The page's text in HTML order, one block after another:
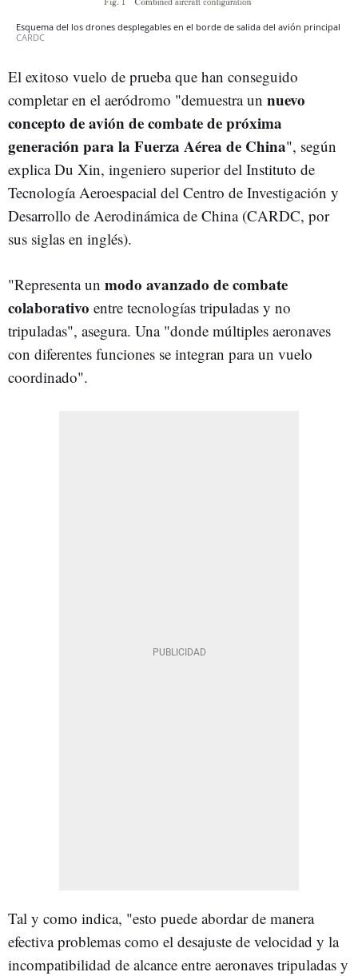
Esquema del los drones desplegables en el borde de salida del avión principal
CARDC
El exitoso vuelo de prueba que han conseguido
completar en el aeródromo "demuestra un nuevo
concepto de avión de combate de próxima
generación para la Fuerza Aérea de China", según
explica Du Xin, ingeniero superior del Instituto de
Tecnología Aeroespacial del Centro de Investigación y
Desarrollo de Aerodinámica de China (CARDC, por
sus siglas en inglés).
"Representa un modo avanzado de combate
colaborativo entre tecnologías tripuladas y no
tripuladas", asegura. Una "donde múltiples aeronaves
con diferentes funciones se integran para un vuelo
coordinado".
Tal y como indica, "esto puede abordar de manera
efectiva problemas como el desajuste de velocidad y la
incompatibilidad de alcance entre aeronaves tripuladas y